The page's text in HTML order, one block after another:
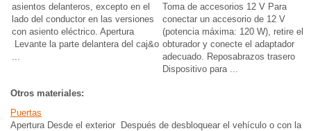
asientos delanteros, excepto en el
lado del conductor en las versiones
con asiento eléctrico. Apertura
Levante la parte delantera del caj&o
...
Toma de accesorios 12 V Para
conectar un accesorio de 12 V
(potencia máxima: 120 W), retire el
obturador y conecte el adaptador
adecuado. Reposabrazos trasero
Dispositivo para ...
Otros materiales:
Puertas
Apertura Desde el exterior Después de desbloquear el vehículo o con la